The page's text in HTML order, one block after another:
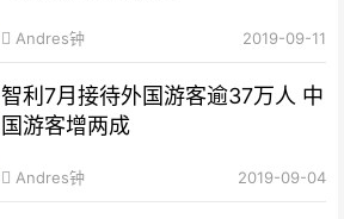
Andres钟 2019-09-11
智利7月接待外国游客逾37万人 中
国游客增两成
Andres钟 2019-09-04